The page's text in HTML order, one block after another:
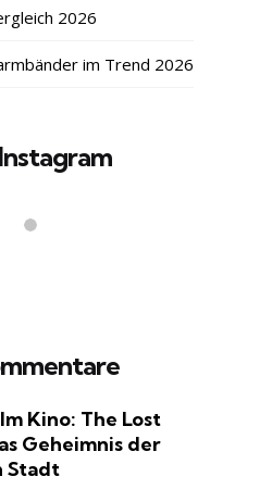
2026
im Trend 2026
Im Kino: The Lost
Geheimnis der
Stadt